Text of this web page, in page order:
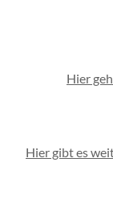
Hier
Hier gibt es